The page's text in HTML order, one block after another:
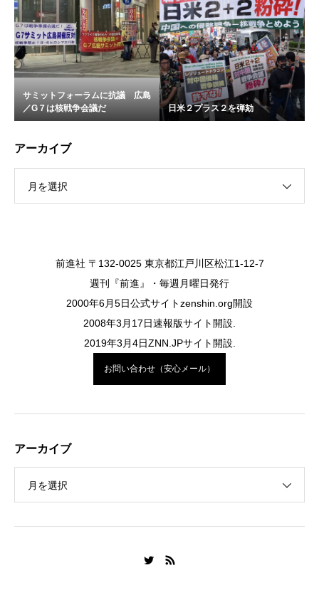
サミットフォーラムに抗議 広島
／G７は核戦争会議だ
日米２プラス２を弾劾
アーカイブ
月を選択
前進社 〒132-0025 東京都江戸川区松江1-12-7
週刊『前進』・毎週月曜日発行
2000年6月5日公式サイトzenshin.org開設
2008年3月17日速報版サイト開設.
2019年3月4日ZNN.JPサイト開設.
お問い合わせ（安心メール）
アーカイブ
月を選択